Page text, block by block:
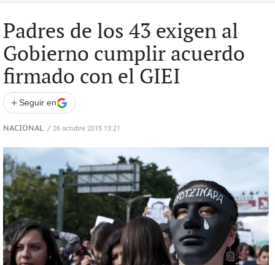
Padres de los 43 exigen al
Gobierno cumplir acuerdo
firmado con el GIEI
+ Seguir en
NACIONAL / 26 octubre 2015 13:21